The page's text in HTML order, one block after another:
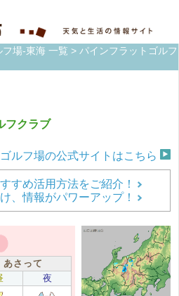
フ場-東海 一覧 > パインフラットゴルフ
フクラブ
ゴルフ場の公式サイトはこちら
すめ活用方法をご紹介！
、情報がパワーアップ！
あさって
夜